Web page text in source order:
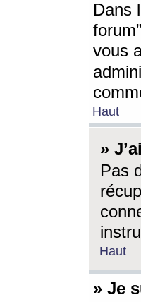
Dans
vous
Haut
»
Pas
Haut
» Je